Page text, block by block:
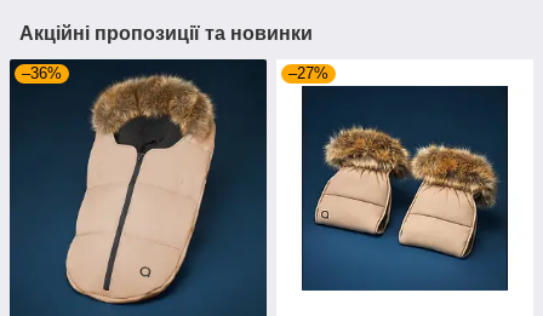
Акційні пропозиції та новинки
–36% –27%